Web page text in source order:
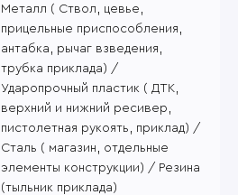
Металл ( Ствол, цевье,
прицельные приспособления,
антабка, рычаг взведения,
трубка приклада) /
Ударопрочный пластик ( ДТК,
верхний и нижний ресивер,
пистолетная рукоять, приклад) /
Сталь ( магазин, отдельные
элементы конструкции) / Резина
(тыльник приклада)